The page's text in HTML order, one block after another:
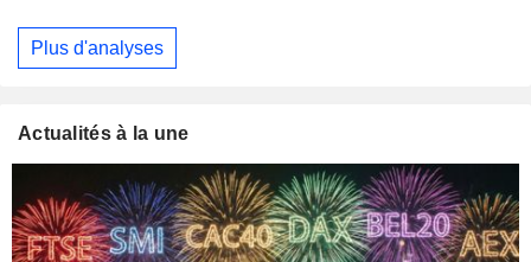
Plus d'analyses
Actualités à la une